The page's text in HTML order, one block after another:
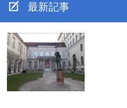
最新記事